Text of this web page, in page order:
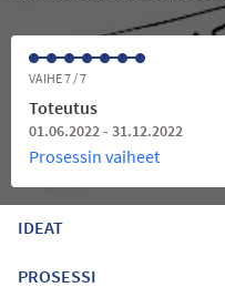
VAIHE 7 / 7
Toteutus
01.06.2022 - 31.12.2022
Prosessin vaiheet
IDEAT
PROSESSI